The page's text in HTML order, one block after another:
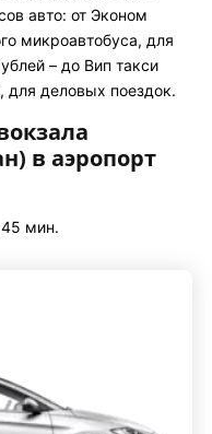
авто: от Эконом
микроавтобуса, для
– до Вип такси
деловых поездок.
в аэропорт
мин.